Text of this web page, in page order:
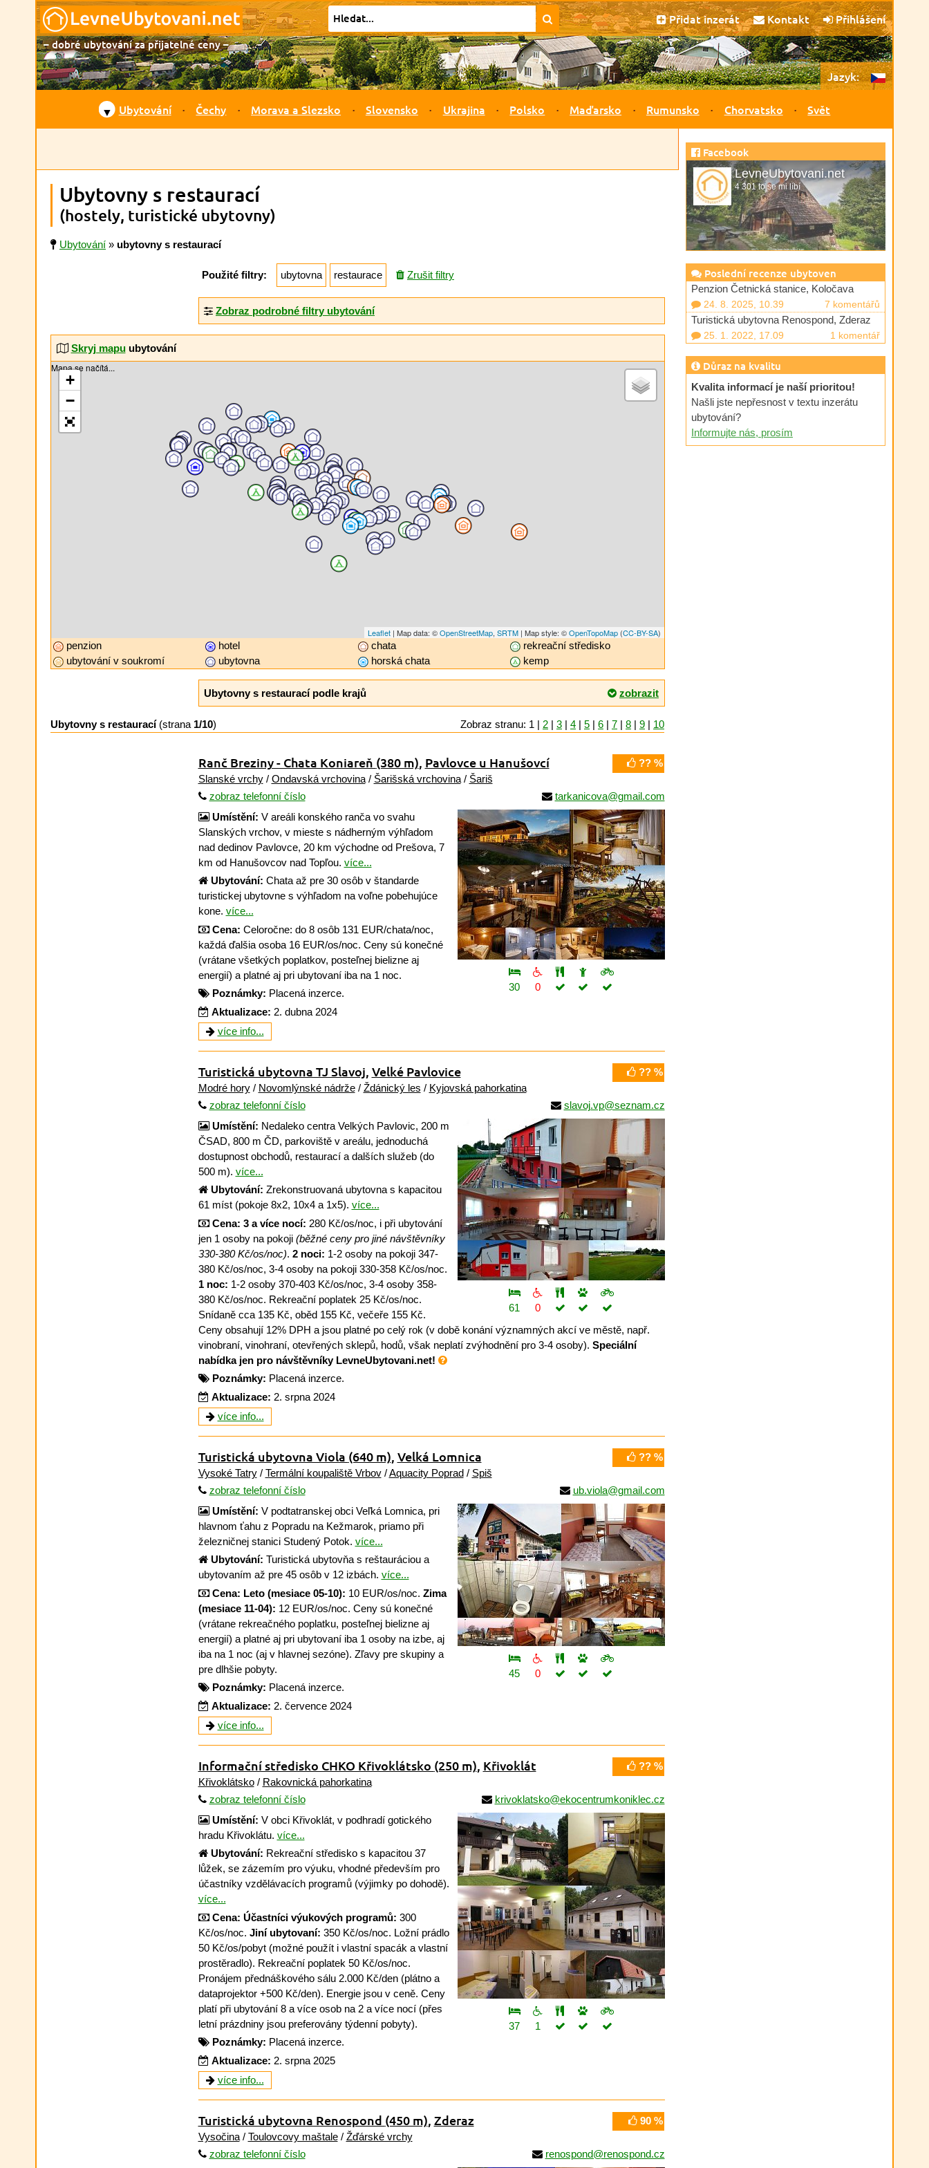
Přidat inzerát Kontakt Přihlášení
– dobré ubytování za přijatelné ceny –
Jazyk:
▼ Ubytování Čechy Morava a Slezsko Slovensko Ukrajina Polsko Maďarsko Rumunsko Chorvatsko Svět
Ubytovny s restaurací
(hostely, turistické ubytovny)
Ubytování » ubytovny s restaurací
Použité filtry: ubytovna restaurace Zrušit filtry
Zobraz podrobné filtry ubytování
Skryj mapuubytování
Mapa se načítá...
+
−
Leaflet| Map data: ©OpenStreetMap, SRTM| Map style: ©OpenTopoMap(CC-BY-SA)
penzion hotel chata
rekreační středisko
ubytování v soukromí
ubytovna horská chata kemp
Ubytovny s restaurací podle krajů zobrazit
Ubytovny s restaurací(strana 1/10) Zobraz stranu: 1 | 2 | 3 | 4 | 5 | 6 | 7 | 8 | 9 | 10
?? %
Ranč Breziny - Chata Koniareň (380 m), Pavlovce u Hanušovcí
Slanské vrchy/ Ondavská vrchovina/ Šarišská vrchovina/ Šariš
zobraz telefonní číslo
tarkanicova@gmail.com
30 0
Umístění: V areáli konského ranča vo svahu
Slanských vrchov, v mieste s nádherným výhľadom
nad dedinov Pavlovce, 20 km východne od Prešova, 7
km od Hanušovcov nad Topľou. více...
Ubytování: Chata až pre 30 osôb v štandarde
turistickej ubytovne s výhľadom na voľne pobehujúce
kone. více...
Cena: Celoročne: do 8 osôb 131 EUR/chata/noc,
každá ďalšia osoba 16 EUR/os/noc. Ceny sú konečné
(vrátane všetkých poplatkov, posteľnej bielizne aj
energií) a platné aj pri ubytovaní iba na 1 noc.
Poznámky: Placená inzerce.
Aktualizace: 2. dubna 2024
více info...
?? %
Turistická ubytovna TJ Slavoj, Velké Pavlovice
Modré hory/ Novomlýnské nádrže/ Ždánický les / Kyjovská pahorkatina
zobraz telefonní číslo
slavoj.vp@seznam.cz
61 0
Umístění: Nedaleko centra Velkých Pavlovic, 200 m
ČSAD, 800 m ČD, parkoviště v areálu, jednoduchá
dostupnost obchodů, restaurací a dalších služeb (do
500 m). více...
Ubytování: Zrekonstruovaná ubytovna s kapacitou
61 míst (pokoje 8x2, 10x4 a 1x5). více...
Cena: 3 a více nocí: 280 Kč/os/noc, i při ubytování
jen 1 osoby na pokoji (běžné ceny pro jiné návštěvníky
330-380 Kč/os/noc). 2 noci: 1-2 osoby na pokoji 347-
380 Kč/os/noc, 3-4 osoby na pokoji 330-358 Kč/os/noc.
1 noc: 1-2 osoby 370-403 Kč/os/noc, 3-4 osoby 358-
380 Kč/os/noc. Rekreační poplatek 25 Kč/os/noc.
Snídaně cca 135 Kč, oběd 155 Kč, večeře 155 Kč.
Ceny obsahují 12% DPH a jsou platné po celý rok (v době konání významných akcí ve městě, např.
vinobraní, vinohraní, otevřených sklepů, hodů, však neplatí zvýhodnění pro 3-4 osoby). Speciální
nabídka jen pro návštěvníky LevneUbytovani.net!
Poznámky: Placená inzerce.
Aktualizace: 2. srpna 2024
více info...
?? %
Turistická ubytovna Viola (640 m), Velká Lomnica
Vysoké Tatry/ Termální koupaliště Vrbov/Aquacity Poprad/ Spiš
zobraz telefonní číslo
ub.viola@gmail.com
45 0
Umístění: V podtatranskej obci Veľká Lomnica, pri
hlavnom ťahu z Popradu na Kežmarok, priamo při
železničnej stanici Studený Potok. více...
Ubytování: Turistická ubytovňa s reštauráciou a
ubytovaním až pre 45 osôb v 12 izbách. více...
Cena: Leto (mesiace 05-10): 10 EUR/os/noc. Zima
(mesiace 11-04): 12 EUR/os/noc. Ceny sú konečné
(vrátane rekreačného poplatku, posteľnej bielizne aj
energií) a platné aj pri ubytovaní iba 1 osoby na izbe, aj
iba na 1 noc (aj v hlavnej sezóne). Zľavy pre skupiny a
pre dlhšie pobyty.
Poznámky: Placená inzerce.
Aktualizace: 2. července 2024
více info...
?? %
Informační středisko CHKO Křivoklátsko (250 m), Křivoklát
Křivoklátsko/ Rakovnická pahorkatina
zobraz telefonní číslo
krivoklatsko@ekocentrumkoniklec.cz
37 1
Umístění: V obci Křivoklát, v podhradí gotického
hradu Křivoklátu. více...
Ubytování: Rekreační středisko s kapacitou 37
lůžek, se zázemím pro výuku, vhodné především pro
účastníky vzdělávacích programů (výjimky po dohodě).
více...
Cena: Účastníci výukových programů: 300
Kč/os/noc. Jiní ubytovaní: 350 Kč/os/noc. Ložní prádlo
50 Kč/os/pobyt (možné použít i vlastní spacák a vlastní
prostěradlo). Rekreační poplatek 50 Kč/os/noc.
Pronájem přednáškového sálu 2.000 Kč/den (plátno a
dataprojektor +500 Kč/den). Energie jsou v ceně. Ceny
platí při ubytování 8 a více osob na 2 a více nocí (přes
letní prázdniny jsou preferovány týdenní pobyty).
Poznámky: Placená inzerce.
Aktualizace: 2. srpna 2025
více info...
90 %
Turistická ubytovna Renospond (450 m), Zderaz
Vysočina/ Toulovcovy maštale/ Žďárské vrchy
zobraz telefonní číslo
renospond@renospond.cz
Facebook
LevneUbytovani.net
4 301 to se mi líbí
Poslední recenze ubytoven
Penzion Četnická stanice, Koločava
24. 8. 2025, 10.39 7 komentářů
Turistická ubytovna Renospond, Zderaz
25. 1. 2022, 17.09 1 komentář
Důraz na kvalitu
Kvalita informací je naší prioritou!
Našli jste nepřesnost v textu inzerátu
ubytování?
Informujte nás, prosím